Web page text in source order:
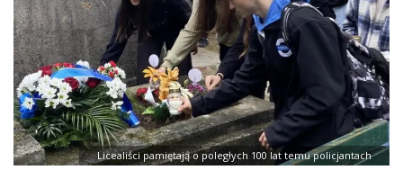
Licealiści pamiętają o poległych 100 lat temu policjantach